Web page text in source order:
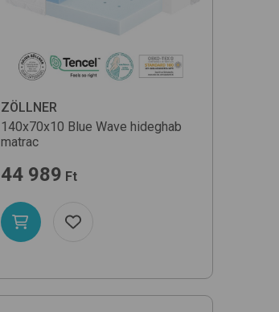
Név szerint (A-Z)
ZÖLLNER
140x70x10 Blue Wave hideghab
matrac
44 989 Ft